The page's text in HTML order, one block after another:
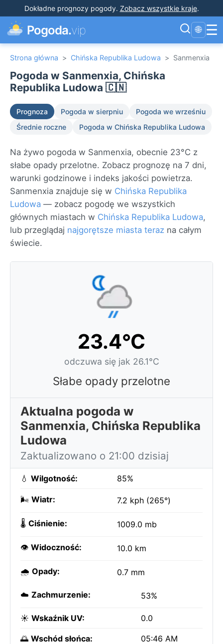
Dokładne prognozy pogody. Zobacz wszystkie kraje.
Pogoda.vip 🌐 ☰
Strona główna > Chińska Republika Ludowa > Sanmenxia
Pogoda w Sanmenxia, Chińska
Republika Ludowa 🇨🇳
Prognoza Pogoda w sierpniu
Pogoda we wrześniu
Średnie roczne
Pogoda w Chińska Republika Ludowa
Na żywo pogoda w Sanmenxia, obecnie 23°C z
słabe opady przelotne. Zobacz prognozę na 7 dni,
warunki godzinowe i indeks jakości powietrza.
Sanmenxia znajduje się w Chińska Republika
Ludowa — zobacz pogodę we wszystkich
głównych miastach w Chińska Republika Ludowa,
lub przeglądaj najgorętsze miasta teraz na całym
świecie.
23.4°C
odczuwa się jak 26.1°C
Słabe opady przelotne
Aktualna pogoda w
Sanmenxia, Chińska Republika
Ludowa
Zaktualizowano o 21:00 dzisiaj
💧 Wilgotność: 85%
🌬️ Wiatr: 7.2 kph (265°)
🌡️ Ciśnienie: 1009.0 mb
👁️ Widoczność: 10.0 km
🌧️ Opady: 0.7 mm
☁️ Zachmurzenie: 53%
☀️ Wskaźnik UV: 0.0
🌅 Wschód słońca: 05:46 AM